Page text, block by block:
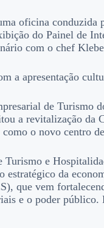
oficina conduzida
do Painel de
com o chef
a apresentação
de Turismo
a revitalização da
o novo centro
e
da
que vem
e o poder